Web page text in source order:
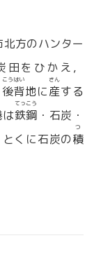
方のハンター
をひかえ，
後背
こうはい
地に産
さん
する
鉄鋼
てっこう
・石炭・
くに石炭の積
つ